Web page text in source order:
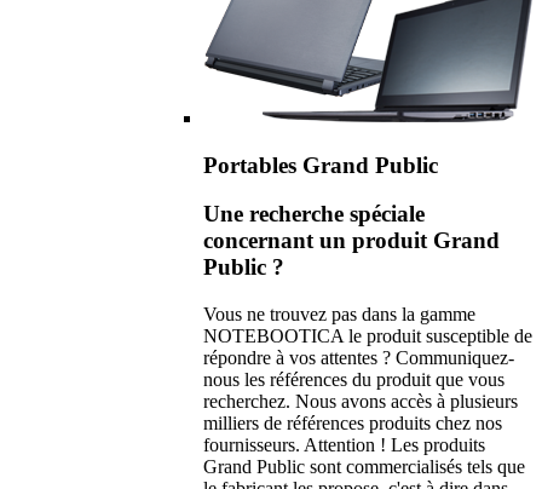
Portables Grand Public
Une recherche spéciale
concernant un produit Grand
Public ?
Vous ne trouvez pas dans la gamme
NOTEBOOTICA le produit susceptible de
répondre à vos attentes ? Communiquez-
nous les références du produit que vous
recherchez. Nous avons accès à plusieurs
milliers de références produits chez nos
fournisseurs. Attention ! Les produits
Grand Public sont commercialisés tels que